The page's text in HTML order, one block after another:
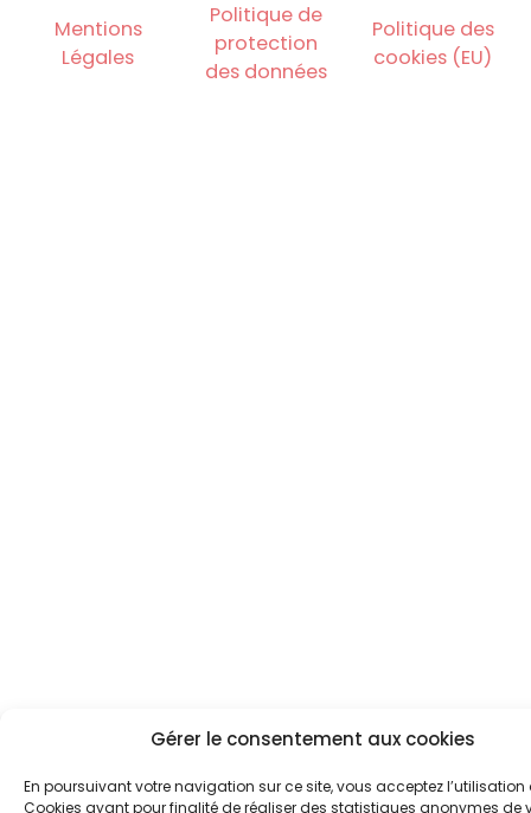
Gérer le consentement aux cookies
En poursuivant votre navigation sur ce site, vous acceptez l’utilisation
Cookies ayant pour finalité de réaliser des statistiques anonymes de
Mentions
Légales
Politique de
protection
des données
Politique des
cookies (EU)